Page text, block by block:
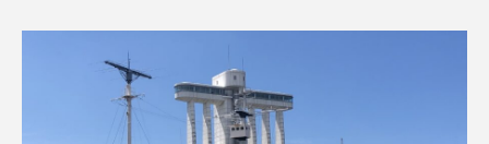
メバル メンダコ モクズガニ モツゴ
モノノケトンガリサカタザメ
ヤコウガイ